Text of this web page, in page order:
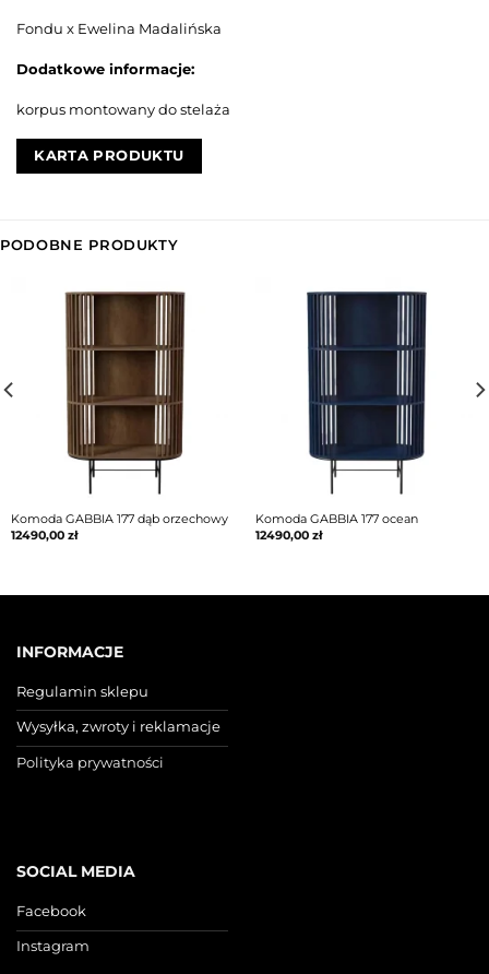
Fondu x Ewelina Madalińska
Dodatkowe informacje:
korpus montowany do stelaża
KARTA PRODUKTU
PODOBNE PRODUKTY
Komoda GABBIA 177 dąb orzechowy
12490,00 zł
Komoda GABBIA 177 ocean
12490,00 zł
INFORMACJE
Regulamin sklepu
Wysyłka, zwroty i reklamacje
Polityka prywatności
SOCIAL MEDIA
Facebook
Instagram